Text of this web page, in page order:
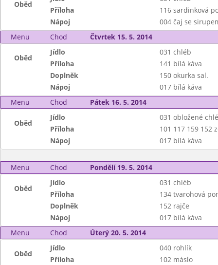
Oběd
Příloha
116 sardinková
Nápoj
004 čaj se
Menu
Chod Čtvrtek 15. 5. 2014
Oběd
Jídlo
031 chléb
Příloha
141 bílá káva
Doplněk
150 okurka sal.
Nápoj
017 bílá káva
Menu
Chod Pátek 16. 5. 2014
Oběd
Jídlo
031 obložené
Příloha
101 117 159 152
Nápoj
017 bílá káva
Menu Chod Pondělí 19. 5. 2014
Oběd
Jídlo
031 chléb
Příloha
134 tvarohová
Doplněk
152 rajče
Nápoj
017 bílá káva
Menu
Chod Úterý 20. 5. 2014
Oběd
Jídlo
040 rohlík
Příloha
102 máslo